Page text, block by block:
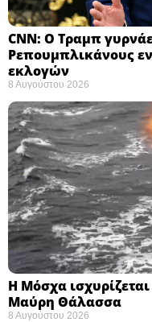
CNN: Ο Τραμπ
Ρεπουμπλικάνους
εκλογών ​
8 Αυγούστου 2026
Η Μόσχα
Μαύρη Θάλασσα ​
8 Αυγούστου 2026